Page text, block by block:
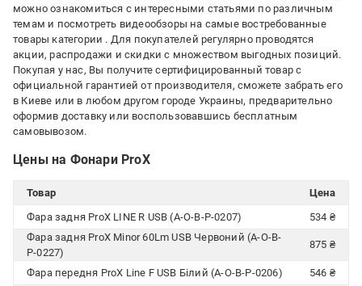
можно ознакомиться с интересными статьями по различным
темам и посмотреть видеообзоры на самые востребованные
товары категории . Для покупателей регулярно проводятся
акции, распродажи и скидки с множеством выгодных позиций.
Покупая у нас, Вы получите сертифицированный товар с
официальной гарантией от производителя, сможете забрать его
в Киеве или в любом другом городе Украины, предварительно
оформив доставку или воспользовавшись бесплатным
самовывозом.
Цены на Фонари ProX
Товар
Цена
Фара задня ProX LINE R USB (A-O-B-P-0207)
534 ₴
Фара задня ProX Minor 60Lm USB Червоний (A-O-B-
P-0227)
875 ₴
Фара передня ProX Line F USB Білий (A-O-B-P-0206)
546 ₴